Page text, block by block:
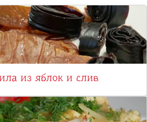
из яблок и слив